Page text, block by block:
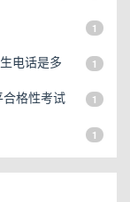
1
电话是多
1
格性考试
1
1